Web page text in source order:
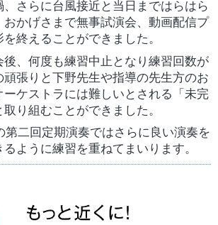
さらに台風接近と当日まではらはら
おかげさまで無事試演会、動画配信プ
終えることができました。
、何度も練習中止となり練習回数が
頑張りと下野先生や指導の先生方のお
ケストラには難しいとされる「未完
り組むことができました。
第二回定期演奏ではさらに良い演奏を
ように練習を重ねてまいります。